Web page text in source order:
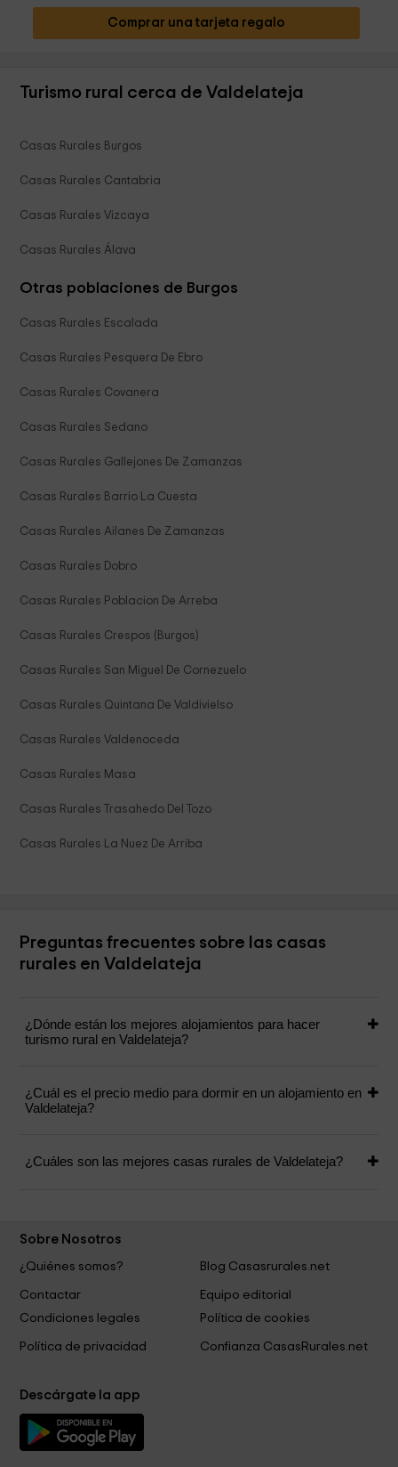
Comprar una tarjeta regalo
Turismo rural cerca de Valdelateja
Casas Rurales Burgos
Casas Rurales Cantabria
Casas Rurales Vizcaya
Casas Rurales Álava
Otras poblaciones de Burgos
Casas Rurales Escalada
Casas Rurales Pesquera De Ebro
Casas Rurales Covanera
Casas Rurales Sedano
Casas Rurales Gallejones De Zamanzas
Casas Rurales Barrio La Cuesta
Casas Rurales Ailanes De Zamanzas
Casas Rurales Dobro
Casas Rurales Poblacion De Arreba
Casas Rurales Crespos (Burgos)
Casas Rurales San Miguel De Cornezuelo
Casas Rurales Quintana De Valdivielso
Casas Rurales Valdenoceda
Casas Rurales Masa
Casas Rurales Trasahedo Del Tozo
Casas Rurales La Nuez De Arriba
Preguntas frecuentes sobre las casas
rurales en Valdelateja
¿Dónde están los mejores alojamientos para hacer
turismo rural en Valdelateja?
¿Cuál es el precio medio para dormir en un alojamiento en
Valdelateja?
¿Cuáles son las mejores casas rurales de Valdelateja?
Sobre Nosotros
¿Quiénes somos?
Blog Casasrurales.net
Contactar
Equipo editorial
Condiciones legales
Política de cookies
Política de privacidad Confianza CasasRurales.net
Descárgate la app